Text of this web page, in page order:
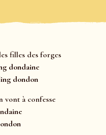
filles des forges
dondaine
dondon
vont à confesse